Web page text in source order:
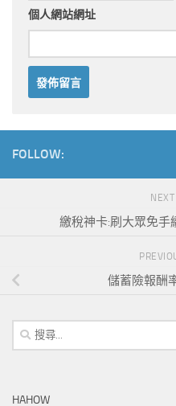
個人網站網址
FOLLOW:
繳稅神卡:刷大眾免手
儲蓄險報酬
搜
尋
HAHOW